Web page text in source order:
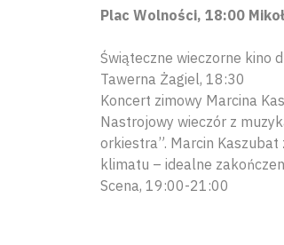
Plac Wolności, 18:00
Świąteczne wieczorne kino
Tawerna Żagiel, 18:30
Koncert zimowy Marcina
Nastrojowy wieczór z
orkiestra”. Marcin Kaszubat
klimatu – idealne
Scena, 19:00-21:00